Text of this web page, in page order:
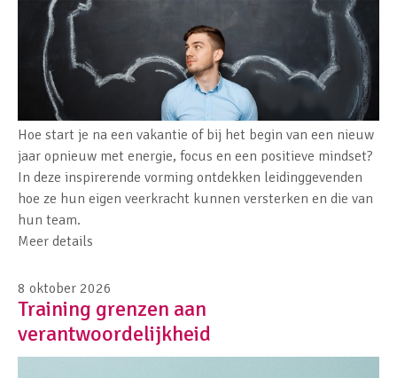
Hoe start je na een vakantie of bij het begin van een nieuw
jaar opnieuw met energie, focus en een positieve mindset?
In deze inspirerende vorming ontdekken leidinggevenden
hoe ze hun eigen veerkracht kunnen versterken en die van
hun team.
Meer details
8 oktober 2026
Training grenzen aan
verantwoordelijkheid